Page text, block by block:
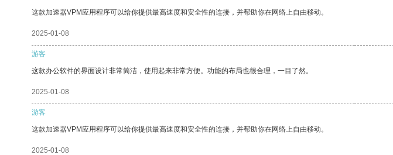
这款加速器VPM应用程序可以给你提供最高速度和安全性的连接，并帮助你在网络上自由移动。
2025-01-08
游客
这款办公软件的界面设计非常简洁，使用起来非常方便。功能的布局也很合理，一目了然。
2025-01-08
游客
这款加速器VPM应用程序可以给你提供最高速度和安全性的连接，并帮助你在网络上自由移动。
2025-01-08